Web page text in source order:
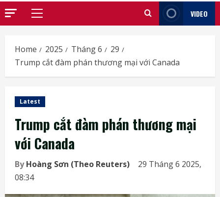
Primary
VIDEO
Home 2025 Tháng 6
29
Trump cắt đàm phán thương mại với Canada
Latest
Trump cắt đàm phán thương mại
với Canada
ByHoàng Sơn (Theo Reuters)
29 Tháng 6 2025,
08:34